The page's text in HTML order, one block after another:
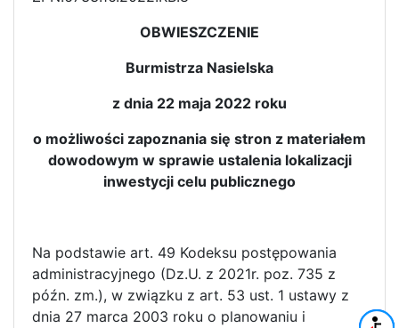
OBWIESZCZENIE
Burmistrza Nasielska
z dnia 22 maja 2022 roku
o możliwości zapoznania się stron z materiałem
dowodowym w sprawie ustalenia lokalizacji
inwestycji celu publicznego
Na podstawie art. 49 Kodeksu postępowania
administracyjnego (Dz.U. z 2021r. poz. 735 z
późn. zm.), w związku z art. 53 ust. 1 ustawy z
dnia 27 marca 2003 roku o planowaniu i